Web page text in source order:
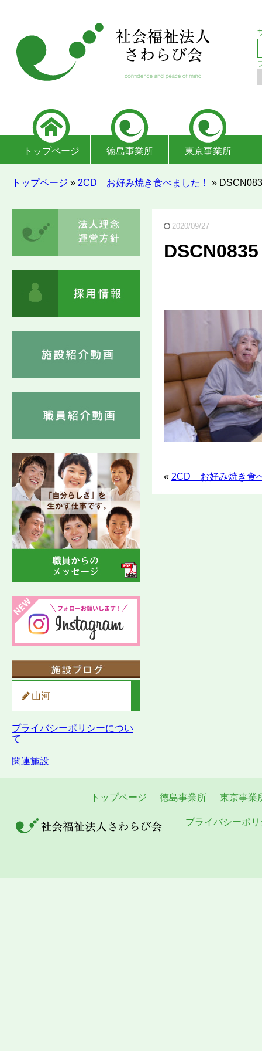
トップページ 徳島事業所 東京事業所
トップページ » 2CD お好み焼き食べました！ »
2020/09/27
DSCN0835
« 2CD お好み焼き食
山河
プライバシーポリシーについ
て
関連施設
トップページ 徳島事業所 東京事業
プライバシーポ